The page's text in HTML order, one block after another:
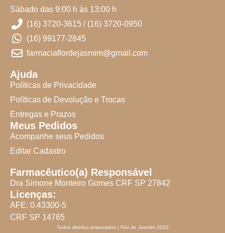
Sábado das 9:00 h às 13:00 h
(16) 3720-3615 / (16) 3720-0950
(16) 99177-2845
farmaciaflordejasmim@gmail.com
Ajuda
Políticas de Privacidade
Políticas de Devolução e Trocas
Entregas e Prazos
Meus Pedidos
Acompanhe seus Pedidos
Editar Cadastro
Farmacêutico(a) Responsável
Dra Simone Monteiro Gomes CRF SP 27842
Licenças:
AFE: 0.43300-5
CRF SP 14765
Todos direitos reservados | Flor de Jasmim 2023